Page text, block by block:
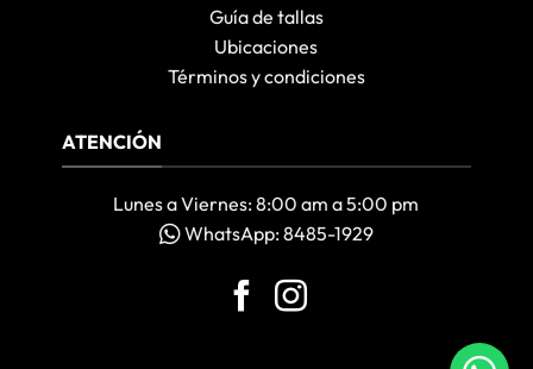
Guía de tallas
Ubicaciones
Términos y condiciones
ATENCIÓN
Lunes a Viernes: 8:00 am a 5:00 pm
WhatsApp: 8485-1929